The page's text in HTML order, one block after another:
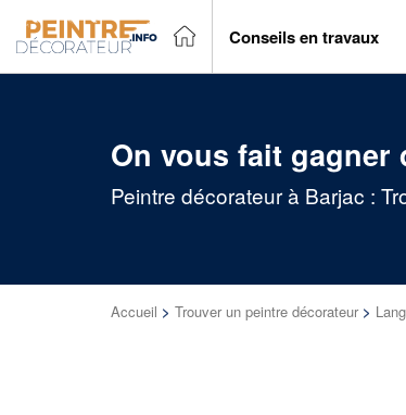
Conseils en travaux
On vous fait gagner
Peintre décorateur à Barjac :
Accueil > Trouver un peintre décorateur >